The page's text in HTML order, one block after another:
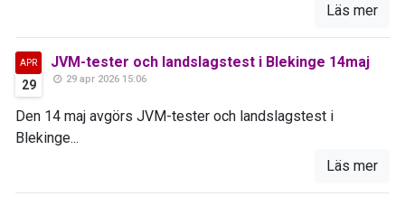
Läs mer
APR
29
JVM-tester och landslagstest i Blekinge 14maj
29 apr 2026 15:06
Den 14 maj avgörs JVM-tester och landslagstest i
Blekinge...
Läs mer